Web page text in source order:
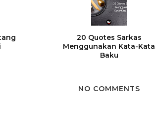
20 Quotes Sarkas
Menggunakan Kata-Kata
Baku
NO COMMENTS